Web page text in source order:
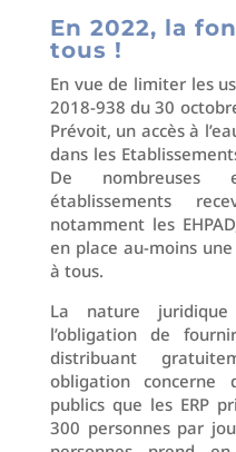
En 2022, la
tous !
En vue de limiter les
2018-938 du 30
Prévoit, un accès à
dans les
De nombreuses
établissements
notamment les
en place au-moins
à tous.
La nature
l’obligation de
distribuant
obligation concerne
publics que les ERP
300 personnes par